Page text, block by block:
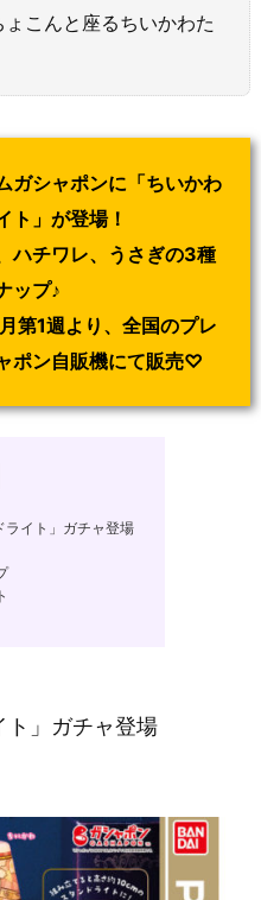
こんと座るちいかわた
ガシャポンに「ちいかわ
ト」が登場！
ハチワレ、うさぎの3種
ップ♪
第1週より、全国のプレ
ポン自販機にて販売♡
ライト」ガチャ登場
ト」ガチャ登場